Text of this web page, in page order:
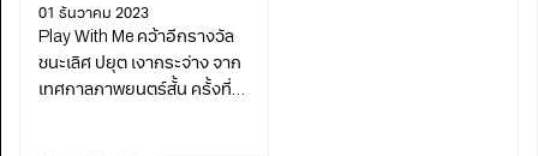
01 ธันวาคม 2023
Play With Me คว้าอีกรางวัล
ชนะเลิศ ปยุต เงากระจ่าง จาก
เทศกาลภาพยนตร์สั้น ครั้งที่